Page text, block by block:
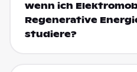
wenn ich
Regenerative
studiere?